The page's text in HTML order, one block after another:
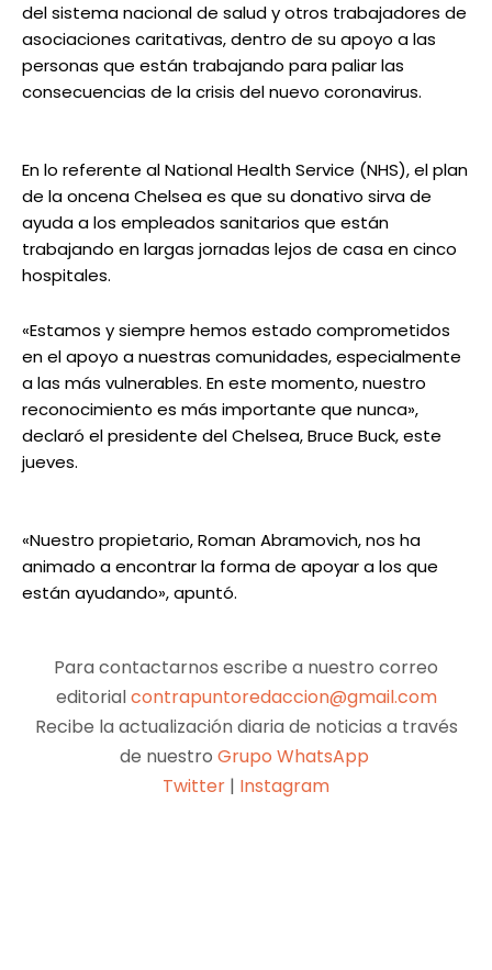
del sistema nacional de salud y otros trabajadores de
asociaciones caritativas, dentro de su apoyo a las
personas que están trabajando para paliar las
consecuencias de la crisis del nuevo coronavirus.
En lo referente al National Health Service (NHS), el plan
de la oncena Chelsea es que su donativo sirva de
ayuda a los empleados sanitarios que están
trabajando en largas jornadas lejos de casa en cinco
hospitales.
«Estamos y siempre hemos estado comprometidos
en el apoyo a nuestras comunidades, especialmente
a las más vulnerables. En este momento, nuestro
reconocimiento es más importante que nunca»,
declaró el presidente del Chelsea, Bruce Buck, este
jueves.
«Nuestro propietario, Roman Abramovich, nos ha
animado a encontrar la forma de apoyar a los que
están ayudando», apuntó.
Para contactarnos escribe a nuestro correo
editorialcontrapuntoredaccion@gmail.com
Recibe la actualización diaria de noticias a través
de nuestro Grupo WhatsApp
Twitter | Instagram